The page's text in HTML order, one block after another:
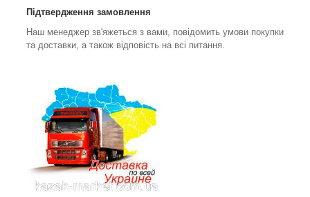
Підтвердження замовлення
Наш менеджер зв'яжеться з вами, повідомить умови покупки
та доставки, а також відповість на всі питання.